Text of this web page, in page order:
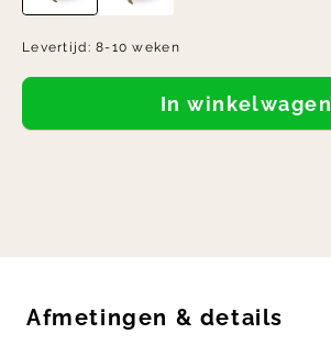
Levertijd:8-10 weken
In winkelwagen
Afmetingen & details